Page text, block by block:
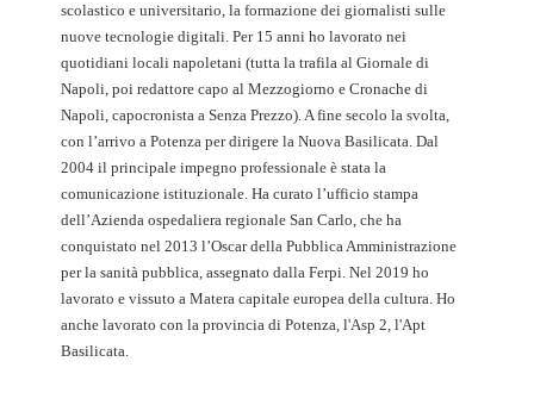
scolastico e universitario, la formazione dei giornalisti sulle
nuove tecnologie digitali. Per 15 anni ho lavorato nei
quotidiani locali napoletani (tutta la trafila al Giornale di
Napoli, poi redattore capo al Mezzogiorno e Cronache di
Napoli, capocronista a Senza Prezzo). A fine secolo la svolta,
con l’arrivo a Potenza per dirigere la Nuova Basilicata. Dal
2004 il principale impegno professionale è stata la
comunicazione istituzionale. Ha curato l’ufficio stampa
dell’Azienda ospedaliera regionale San Carlo, che ha
conquistato nel 2013 l’Oscar della Pubblica Amministrazione
per la sanità pubblica, assegnato dalla Ferpi. Nel 2019 ho
lavorato e vissuto a Matera capitale europea della cultura. Ho
anche lavorato con la provincia di Potenza, l'Asp 2, l'Apt
Basilicata.